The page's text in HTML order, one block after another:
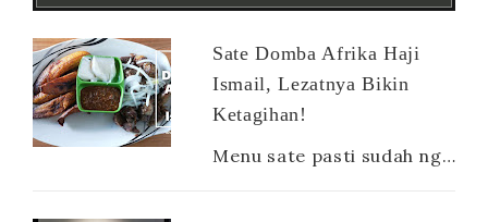
Sate Domba Afrika Haji
Ismail, Lezatnya Bikin
Ketagihan!
Menu sate pasti sudah nggak asing lagi buat orang Indonesia. Apalagi jenisnya sangat beragam, ada sate ayam, sate sapi, sate kambing, sate ...